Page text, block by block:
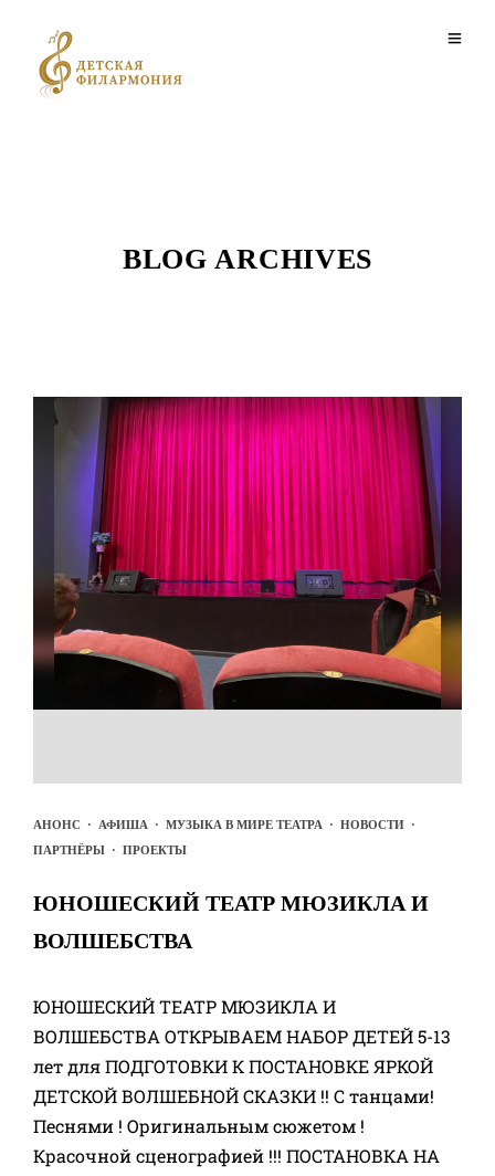
BLOG ARCHIVES
АНОНС · АФИША · МУЗЫКА В МИРЕ ТЕАТРА · НОВОСТИ ·
ПАРТНЁРЫ · ПРОЕКТЫ
ЮНОШЕСКИЙ ТЕАТР МЮЗИКЛА И
ВОЛШЕБСТВА
ЮНОШЕСКИЙ ТЕАТР МЮЗИКЛА И
ВОЛШЕБСТВА ОТКРЫВАЕМ НАБОР ДЕТЕЙ 5-13
лет для ПОДГОТОВКИ К ПОСТАНОВКЕ ЯРКОЙ
ДЕТСКОЙ ВОЛШЕБНОЙ СКАЗКИ !! С танцами!
Песнями ! Оригинальным сюжетом !
Красочной сценографией !!! ПОСТАНОВКА НА